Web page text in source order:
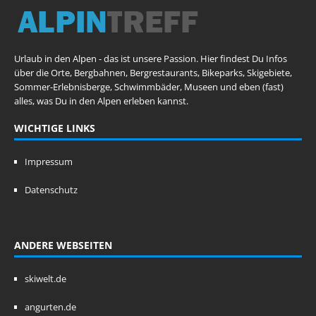
Urlaub in den Alpen - das ist unsere Passion. Hier findest Du Infos
über die Orte, Bergbahnen, Bergrestaurants, Bikeparks, Skigebiete,
Sommer-Erlebnisberge, Schwimmbäder, Museen und eben (fast)
alles, was Du in den Alpen erleben kannst.
WICHTIGE LINKS
Impressum
Datenschutz
ANDERE WEBSEITEN
skiwelt.de
angurten.de